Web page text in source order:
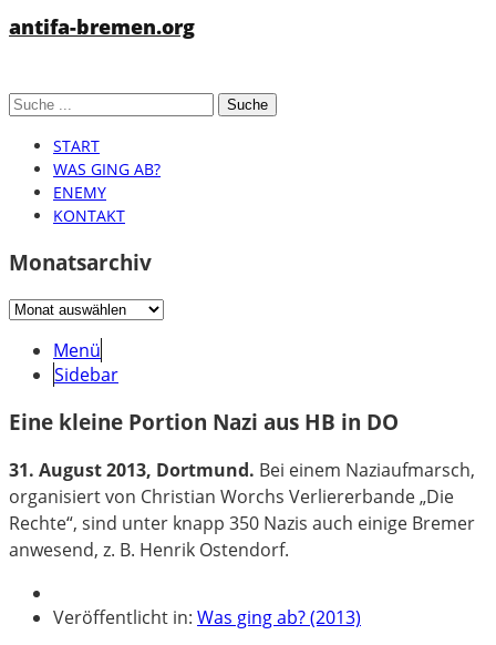
antifa-bremen.org
START
WAS GING AB?
ENEMY
KONTAKT
Monatsarchiv
Monatsarchiv
Menü
Sidebar
Eine kleine Portion Nazi aus HB in DO
31. August 2013, Dortmund. Bei einem Naziaufmarsch,
organisiert von Christian Worchs Verliererbande „Die
Rechte“, sind unter knapp 350 Nazis auch einige Bremer
anwesend, z. B. Henrik Ostendorf.
Veröffentlicht in: Was ging ab? (2013)